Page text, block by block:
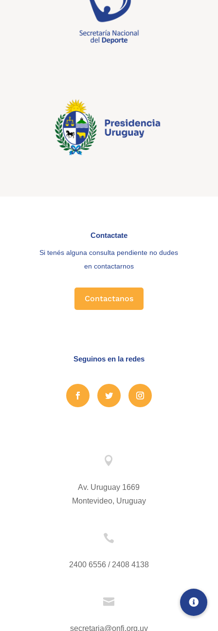
Contactate
Si tenés alguna consulta pendiente no dudes
en contactarnos
Contactanos
Seguinos en la redes

Av. Uruguay 1669
Montevideo, Uruguay

2400 6556 / 2408 4138

secretaria@onfi.org.uy